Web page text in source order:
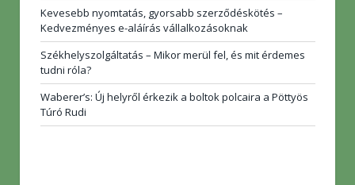
Kevesebb nyomtatás, gyorsabb szerződéskötés –
Kedvezményes e-aláírás vállalkozásoknak
Székhelyszolgáltatás – Mikor merül fel, és mit érdemes
tudni róla?
Waberer’s: Új helyről érkezik a boltok polcaira a Pöttyös
Túró Rudi